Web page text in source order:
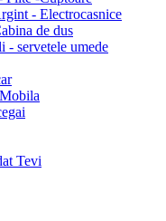
- Electrocasnice
de dus
- servetele umede
Tevi